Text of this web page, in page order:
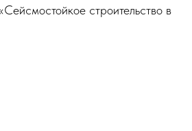
строительство в